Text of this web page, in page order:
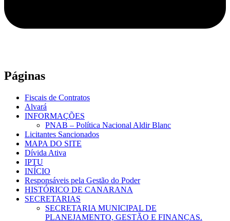
Páginas
Fiscais de Contratos
Alvará
INFORMAÇÕES
PNAB – Política Nacional Aldir Blanc
Licitantes Sancionados
MAPA DO SITE
Dívida Ativa
IPTU
INÍCIO
Responsáveis pela Gestão do Poder
HISTÓRICO DE CANARANA
SECRETARIAS
SECRETARIA MUNICIPAL DE
PLANEJAMENTO, GESTÃO E FINANÇAS.